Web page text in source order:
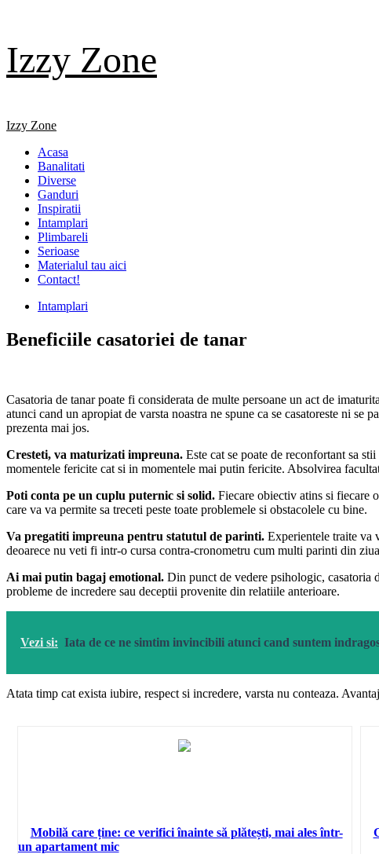
content
Izzy Zone
Primary
Izzy Zone
Acasa
Banalitati
Diverse
Ganduri
Inspiratii
Intamplari
Plimbareli
Serioase
Materialul tau aici
Contact!
Intamplari
Beneficiile casatoriei de tanar
Casatoria de tanar poate fi considerata de multe persoane un act de
atunci cand un apropiat de varsta noastra ne spune ca se casatoreste ni
prezenta mai jos.
Cresteti, va maturizati impreuna. Este cat se poate de reconfortant sa
momentele fericite cat si in momentele mai putin fericite. Absolvirea
Poti conta pe un cuplu puternic si solid. Fiecare obiectiv atins si fiecare
care va va permite sa treceti peste toate problemele si obstacolele cu bine.
Va pregatiti impreuna pentru statutul de parinti. Experientele traite va
deoarece nu veti fi intr-o cursa contra-cronometru cum multi parinti din
Ai mai putin bagaj emotional. Din punct de vedere psihologic, casatoria
probleme de incredere sau deceptii provenite din relatiile anterioare.
Vezi si: Iata de ce ne simtim invincibili atunci cand suntem
Atata timp cat exista iubire, respect si incredere, varsta nu conteaza.
Mobilă care ține: ce verifici înainte să plătești, mai ales într-
un apartament mic